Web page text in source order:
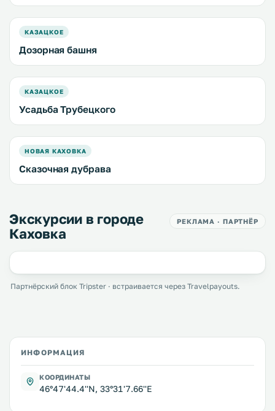
КАЗАЦКОЕ
Дозорная башня
КАЗАЦКОЕ
Усадьба Трубецкого
НОВАЯ КАХОВКА
Сказочная дубрава
Экскурсии в городе
Каховка
РЕКЛАМА · ПАРТНЁР
Партнёрский блок Tripster · встраивается через Travelpayouts.
ИНФОРМАЦИЯ
КООРДИНАТЫ
46°47'44.4''N, 33°31'7.66''E